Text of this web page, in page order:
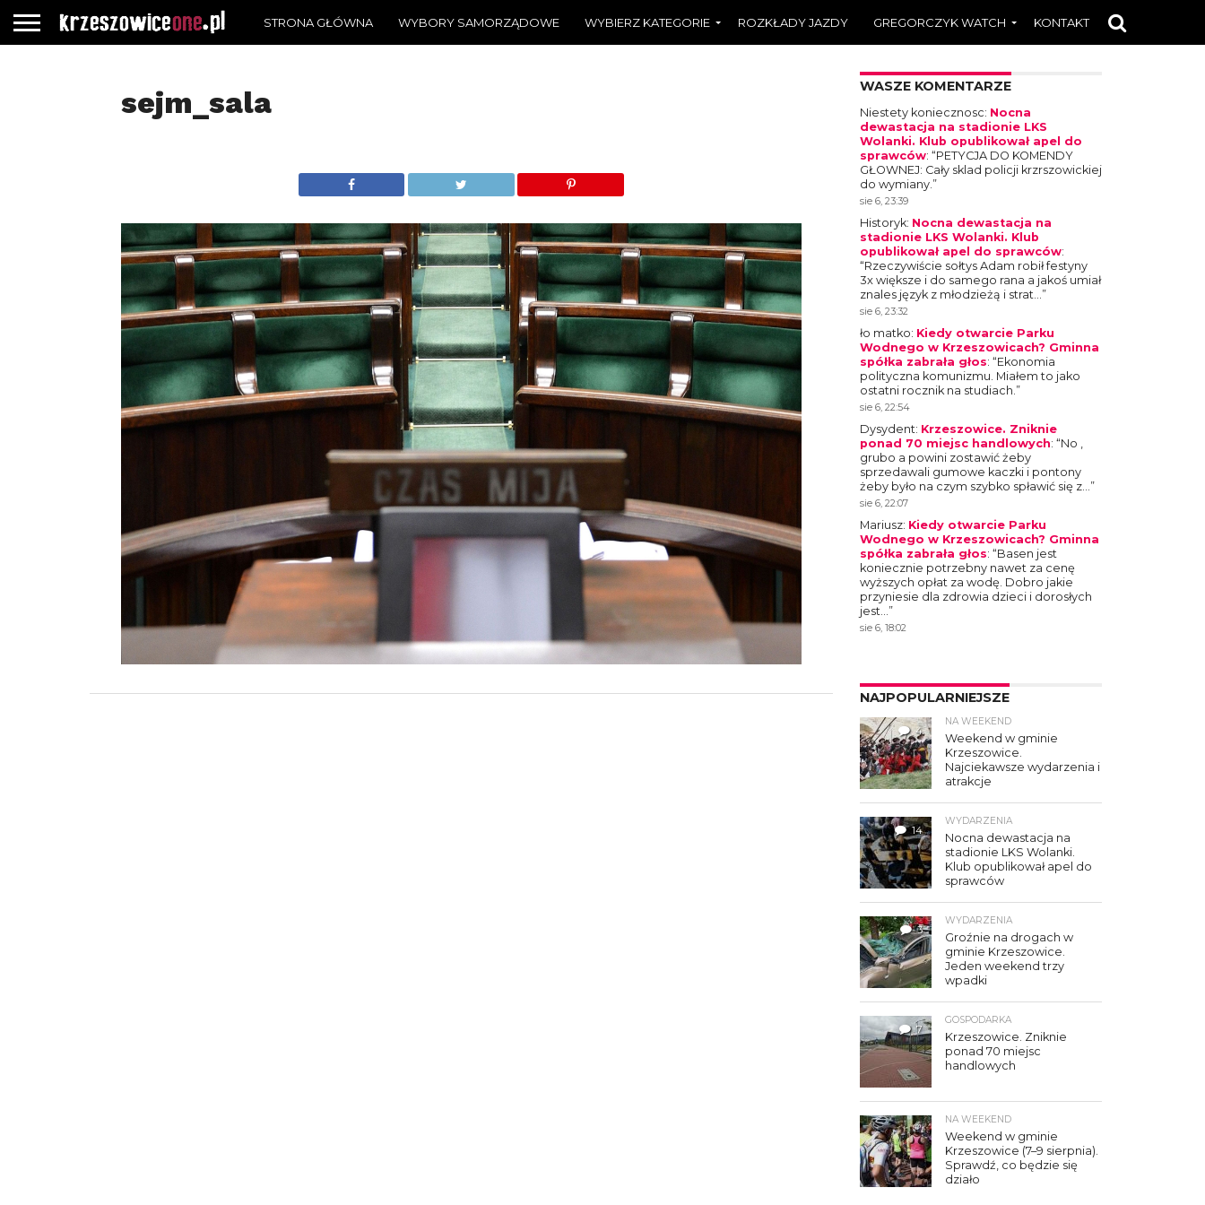
STRONA GŁÓWNA WYBORY SAMORZĄDOWE WYBIERZ KATEGORIE ROZKŁADY JAZDY GREGORCZYK WATCH KONTAKT
sejm_sala WASZE KOMENTARZE
Niestety koniecznosc: Nocna
dewastacja na stadionie LKS
Wolanki. Klub opublikował apel do
sprawców: “PETYCJA DO KOMENDY
GŁOWNEJ: Cały sklad policji krzrszowickiej
do wymiany.”
sie 6, 23:39
Historyk: Nocna dewastacja na
stadionie LKS Wolanki. Klub
opublikował apel do sprawców:
“Rzeczywiście sołtys Adam robił festyny
3x większe i do samego rana a jakoś umiał
znales język z młodzieżą i strat…”
sie 6, 23:32
ło matko: Kiedy otwarcie Parku
Wodnego w Krzeszowicach? Gminna
spółka zabrała głos: “Ekonomia
polityczna komunizmu. Miałem to jako
ostatni rocznik na studiach.”
sie 6, 22:54
Dysydent: Krzeszowice. Zniknie
ponad 70 miejsc handlowych: “No ,
grubo a powini zostawić żeby
sprzedawali gumowe kaczki i pontony
żeby było na czym szybko spławić się z…”
sie 6, 22:07
Mariusz: Kiedy otwarcie Parku
Wodnego w Krzeszowicach? Gminna
spółka zabrała głos: “Basen jest
koniecznie potrzebny nawet za cenę
wyższych opłat za wodę. Dobro jakie
przyniesie dla zdrowia dzieci i dorosłych
jest…”
sie 6, 18:02
NAJPOPULARNIEJSZE
4
NA WEEKEND
Weekend w gminie
Krzeszowice.
Najciekawsze wydarzenia i
atrakcje
14
WYDARZENIA
Nocna dewastacja na
stadionie LKS Wolanki.
Klub opublikował apel do
sprawców
3
WYDARZENIA
Groźnie na drogach w
gminie Krzeszowice.
Jeden weekend trzy
wpadki
7
GOSPODARKA
Krzeszowice. Zniknie
ponad 70 miejsc
handlowych
NA WEEKEND
Weekend w gminie
Krzeszowice (7–9 sierpnia).
Sprawdź, co będzie się
działo